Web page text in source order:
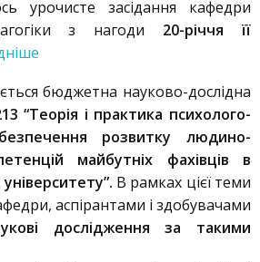
урочисте засідання кафедри
з нагоди 20-річчя її
бюджетна науково-дослідна
“Теорія і практика психолого-
розвитку людино-
майбутніх фахівців в
В рамках цієї теми
аспірантами і здобувачами
дослідження за такими